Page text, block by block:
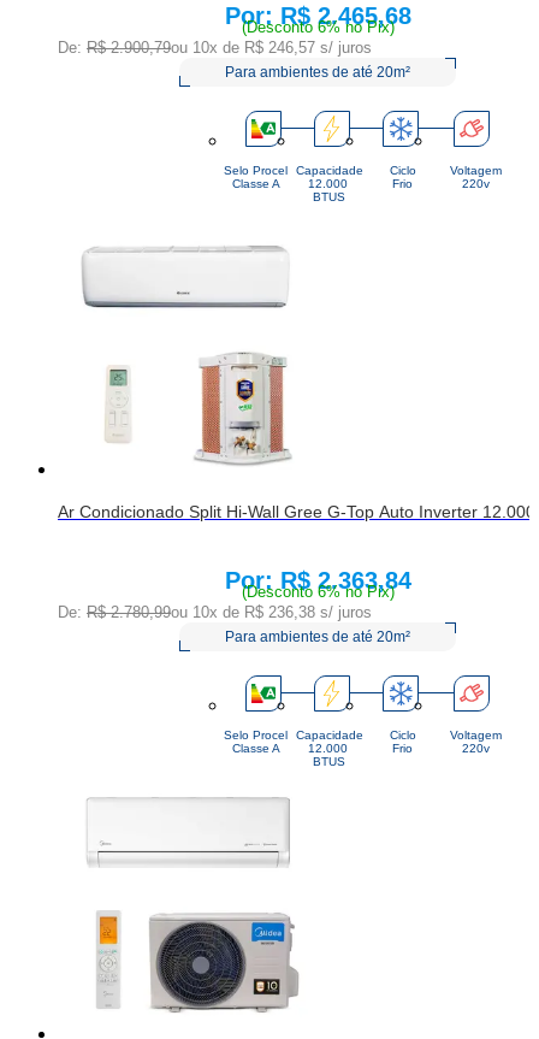
Price:
R$ 2.465,68
(Desconto 6% no Pix)
De: R$ 2.900,79ou 10x de R$ 246,57 s/ juros
Para ambientes de até 20m²
Selo Procel
Classe A
Capacidade
12.000
BTUS
Ciclo
Frio
Voltagem
220v
Ar Condicionado Split Hi-Wall Gree G-Top Auto Inverter
Price:
R$ 2.363,84
(Desconto 6% no Pix)
De: R$ 2.780,99ou 10x de R$ 236,38 s/ juros
Para ambientes de até 20m²
Selo Procel
Classe A
Capacidade
12.000
BTUS
Ciclo
Frio
Voltagem
220v